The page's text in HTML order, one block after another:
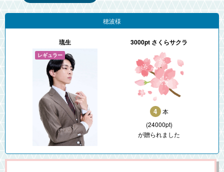
穂波様
琉生 3000pt さくらサクラ
4
本
(24000pt)
が贈られました